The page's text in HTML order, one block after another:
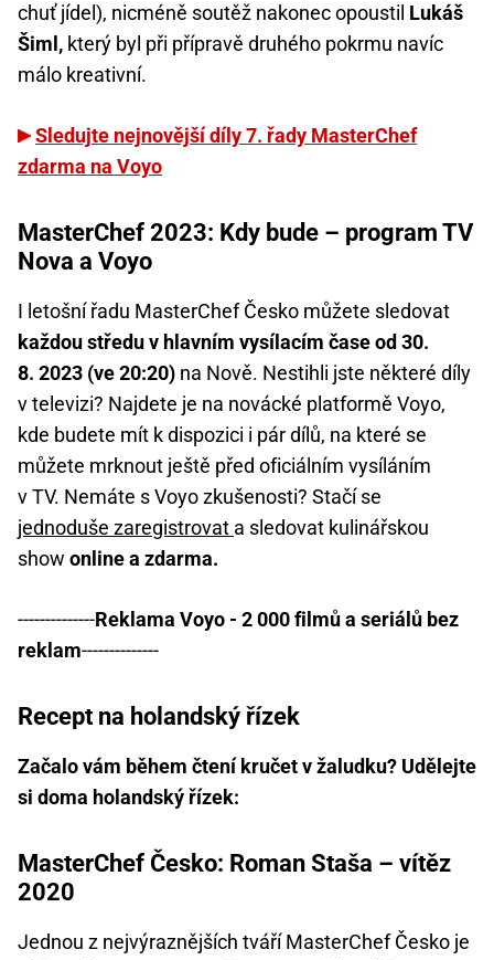
chuť jídel), nicméně soutěž nakonec opoustil Lukáš
Šiml, který byl při přípravě druhého pokrmu navíc
málo kreativní.
Sledujte nejnovější díly 7. řady MasterChef
zdarma na Voyo
MasterChef 2023: Kdy bude – program TV
Nova a Voyo
I letošní řadu MasterChef Česko můžete sledovat
každou středu v hlavním vysílacím čase od 30.
8. 2023 (ve 20:20) na Nově. Nestihli jste některé díly
v televizi? Najdete je na novácké platformě Voyo,
kde budete mít k dispozici i pár dílů, na které se
můžete mrknout ještě před oficiálním vysíláním
v TV. Nemáte s Voyo zkušenosti? Stačí se
jednoduše zaregistrovat a sledovat kulinářskou
show online a zdarma.
--------------Reklama Voyo - 2 000 filmů a seriálů bez
reklam--------------
Recept na holandský řízek
Začalo vám během čtení kručet v žaludku? Udělejte
si doma holandský řízek:
MasterChef Česko: Roman Staša – vítěz
2020
Jednou z nejvýraznějších tváří MasterChef Česko je